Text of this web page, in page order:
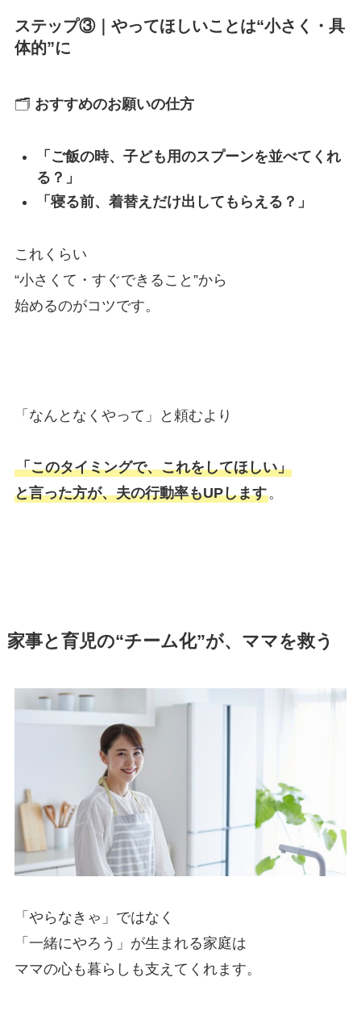
ステップ③｜やってほしいことは“小さく・具
体的”に
🗂️ おすすめのお願いの仕方
「ご飯の時、子ども用のスプーンを並べてくれ
る？」
「寝る前、着替えだけ出してもらえる？」
これくらい
“小さくて・すぐできること”から
始めるのがコツです。
「なんとなくやって」と頼むより
「このタイミングで、これをしてほしい」
と言った方が、夫の行動率もUPします。
家事と育児の“チーム化”が、ママを救う
「やらなきゃ」ではなく
「一緒にやろう」が生まれる家庭は
ママの心も暮らしも支えてくれます。